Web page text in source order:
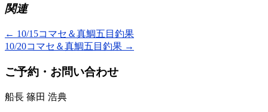
関連
← 10/15コマセ＆真鯛五目釣果
10/20コマセ＆真鯛五目釣果 →
ご予約・お問い合わせ
船長 篠田 浩典